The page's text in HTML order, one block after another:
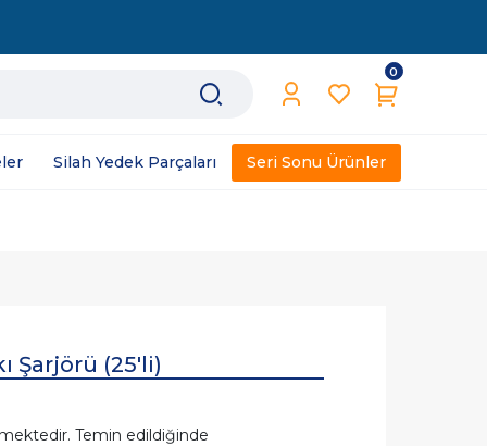
0
Silah Yedek Parçaları Seri Sonu Ürünler
Şarjörü (25'li)
Temin edildiğinde